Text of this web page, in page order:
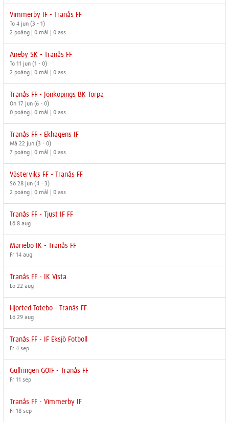
Vimmerby IF - Tranås FF
To 4 jun (3 - 1)
2 poäng | 0 mål | 0 ass
Aneby SK - Tranås FF
To 11 jun (1 - 0)
2 poäng | 0 mål | 0 ass
Tranås FF - Jönköpings BK Torpa
On 17 jun (6 - 0)
0 poäng | 0 mål | 0 ass
Tranås FF - Ekhagens IF
Må 22 jun (3 - 0)
7 poäng | 0 mål | 0 ass
Västerviks FF - Tranås FF
Sö 28 jun (4 - 3)
2 poäng | 0 mål | 0 ass
Tranås FF - Tjust IF FF
Lö 8 aug
Mariebo IK - Tranås FF
Fr 14 aug
Tranås FF - IK Vista
Lö 22 aug
Hjorted-Totebo - Tranås FF
Lö 29 aug
Tranås FF - IF Eksjö Fotboll
Fr 4 sep
Gullringen GOIF - Tranås FF
Fr 11 sep
Tranås FF - Vimmerby IF
Fr 18 sep